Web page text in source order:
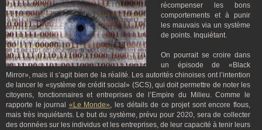
récompenser les bons
comportements et à punir
les mauvais via un système
de points. Inquiétant.
On pourrait se croire dans
un épisode de «Black
Mirror», mais il s’agit bien de la réalité. Les autorités chinoises ont l’intention
de lancer le «système de crédit social» (SCS), qui doit permettre de noter les
citoyens, fonctionnaires et entreprises de l’Empire du Milieu. Comme le
rapporte le journal «Le Monde», les détails de ce projet sont encore flous,
mais très inquiétants. Le but du système, prévu pour 2020, sera de collecter
des données sur les individus et les entreprises, de leur capacité à tenir leurs